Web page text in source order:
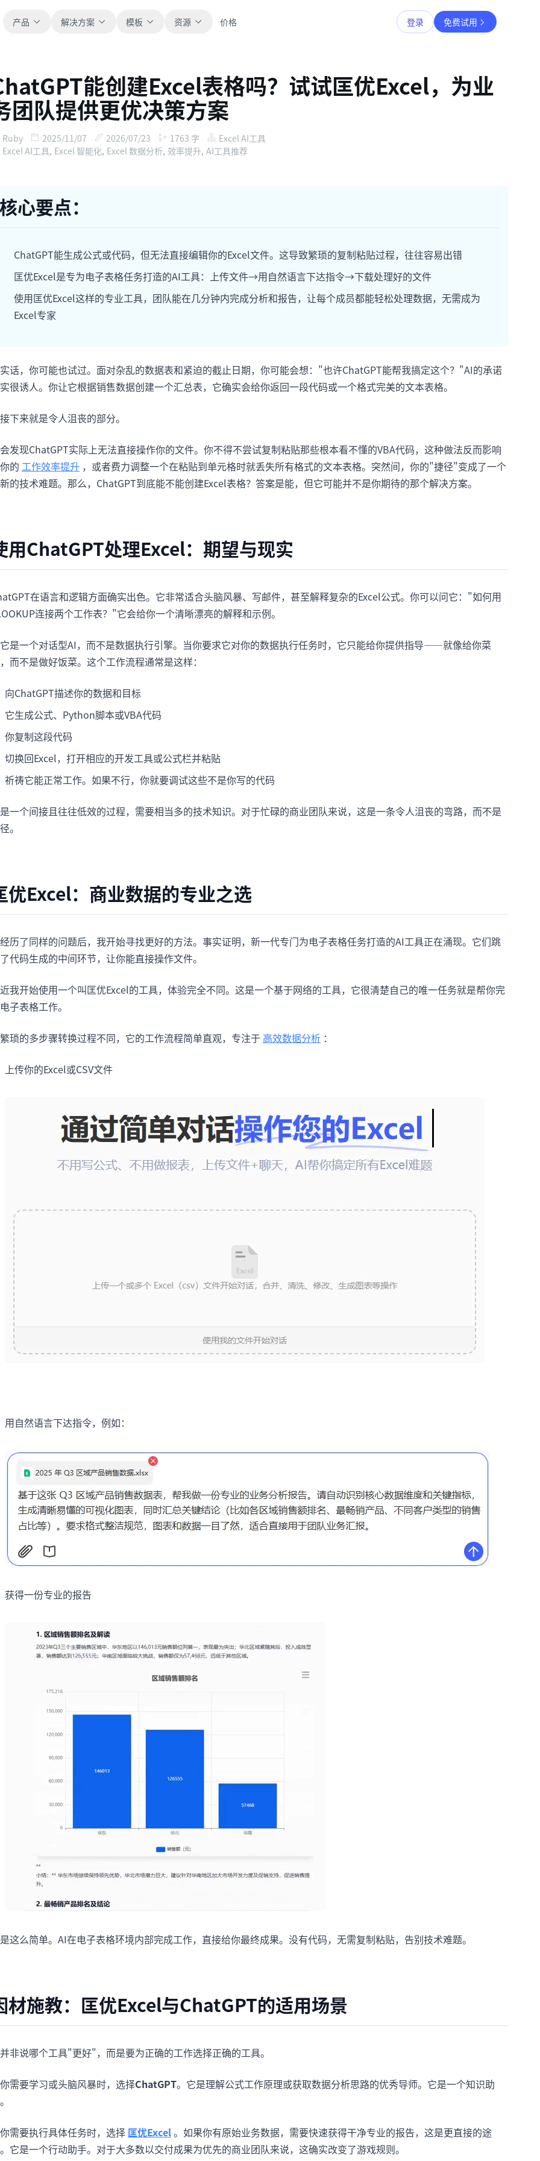
产品 解决方案 模板
全部
浏览全部可直接使用的表格模板。
财务
覆盖预算、预测、报表和财务分析。
用于跟踪流程、协作、计划与执行。
项目
管理里程碑、负责人、交付和进度。
资源
博客
获取产品更新、案例和工作流灵感。
新手指南
面向真实表格工作的分步教程。
快速入门
帮助新用户和团队快速上手。
价格 登录 免费试用
能创建Excel表格吗？试试匡优Excel，为业
团队提供更优决策方案
Ruby 2025/11/07 2026/07/23 1763 字
Excel AI工具
Excel AI工具, Excel 智能化, Excel 数据分析, 效率提升, AI工具推荐
核心要点：
ChatGPT能生成公式或代码，但无法直接编辑你的Excel文件。这导致繁琐的复制粘贴过程，往往容易出错
匡优Excel是专为电子表格任务打造的AI工具：上传文件→用自然语言下达指令→下载处理好的文件
使用匡优Excel这样的专业工具，团队能在几分钟内完成分析和报告，让每个成员都能轻松处理数据，无需成为
Excel专家
话，你可能也试过。面对杂乱的数据表和紧迫的截止日期，你可能会想："也许ChatGPT能帮我搞定这个？"AI的承诺
很诱人。你让它根据销售数据创建一个汇总表，它确实会给你返回一段代码或一个格式完美的文本表格。
下来就是令人沮丧的部分。
发现ChatGPT实际上无法直接操作你的文件。你不得不尝试复制粘贴那些根本看不懂的VBA代码，这种做法反而影响
的 工作效率提升 ，或者费力调整一个在粘贴到单元格时就丢失所有格式的文本表格。突然间，你的"捷径"变成了一个
的技术难题。那么，ChatGPT到底能不能创建Excel表格？答案是能，但它可能并不是你期待的那个解决方案。
用ChatGPT处理Excel：期望与现实
在语言和逻辑方面确实出色。它非常适合头脑风暴、写邮件，甚至解释复杂的Excel公式。你可以问它："如何用
连接两个工作表？"它会给你一个清晰漂亮的解释和示例。
是一个对话型AI，而不是数据执行引擎。当你要求它对你的数据执行任务时，它只能给你提供指导——就像给你菜
而不是做好饭菜。这个工作流程通常是这样：
向ChatGPT描述你的数据和目标
它生成公式、Python脚本或VBA代码
你复制这段代码
切换回Excel，打开相应的开发工具或公式栏并粘贴
祈祷它能正常工作。如果不行，你就要调试这些不是你写的代码
一个间接且往往低效的过程，需要相当多的技术知识。对于忙碌的商业团队来说，这是一条令人沮丧的弯路，而不是
。
优Excel：商业数据的专业之选
历了同样的问题后，我开始寻找更好的方法。事实证明，新一代专门为电子表格任务打造的AI工具正在涌现。它们跳
代码生成的中间环节，让你能直接操作文件。
我开始使用一个叫匡优Excel的工具，体验完全不同。这是一个基于网络的工具，它很清楚自己的唯一任务就是帮你完
子表格工作。
琐的多步骤转换过程不同，它的工作流程简单直观，专注于 高效数据分析 ：
上传你的Excel或CSV文件
用自然语言下达指令，例如：
获得一份专业的报告
这么简单。AI在电子表格环境内部完成工作，直接给你最终成果。没有代码，无需复制粘贴，告别技术难题。
材施教：匡优Excel与ChatGPT的适用场景
非说哪个工具"更好"，而是要为正确的工作选择正确的工具。
需要学习或头脑风暴时，选择ChatGPT。它是理解公式工作原理或获取数据分析思路的优秀导师。它是一个知识助
需要执行具体任务时，选择 匡优Excel。如果你有原始业务数据，需要快速获得干净专业的报告，这是更直接的途
它是一个行动助手。对于大多数以交付成果为优先的商业团队来说，这确实改变了游戏规则。